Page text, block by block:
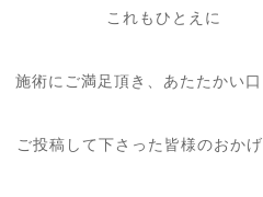
これもひとえに
施術にご満足頂き、あたたかい
ご投稿して下さった皆様のおか